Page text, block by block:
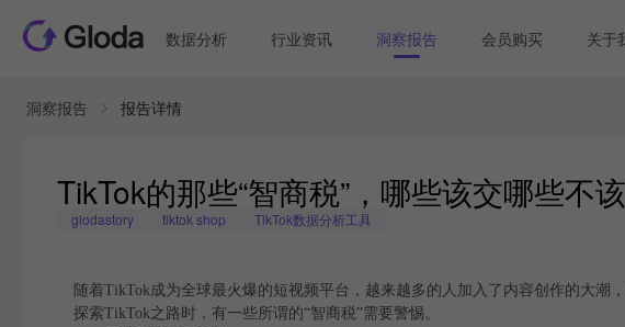
数据分析 行业资讯 洞察报告 会员购买 关于
洞察报告 报告详情
TikTok的那些“智商税”，哪些该交哪些不
glodastory tiktok shop TikTok数据分析工具
随着TikTok成为全球最火爆的短视频平台，越来越多的人加入了内容创作的大
探索TikTok之路时，有一些所谓的“智商税”需要警惕。